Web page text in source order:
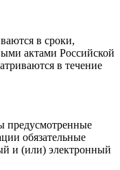
посещения
ГАУКСО
данных
данных
возрастной
в сроки,
актами Российской
в течение
предусмотренные
обязательные
и (или) электронный